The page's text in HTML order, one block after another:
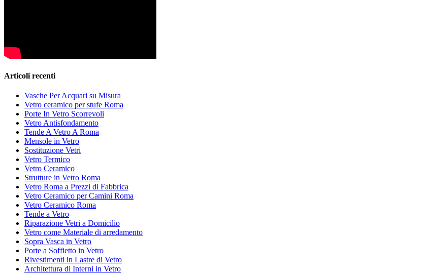
Articoli recenti
Vasche Per Acquari su Misura
Vetro ceramico per stufe Roma
Porte In Vetro Scorrevoli
Vetro Antisfondamento
Tende A Vetro A Roma
Mensole in Vetro
Sostituzione Vetri
Vetro Termico
Vetro Ceramico
Strutture in Vetro Roma
Vetro Roma a Prezzi di Fabbrica
Vetro Ceramico per Camini Roma
Vetro Ceramico Roma
Tende a Vetro
Riparazione Vetri a Domicilio
Vetro come Materiale di arredamento
Sopra Vasca in Vetro
Porte a Soffietto in Vetro
Rivestimenti in Lastre di Vetro
Architettura di Interni in Vetro